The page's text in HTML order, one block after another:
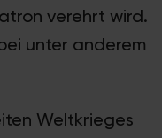
verehrt wird.
unter anderem
Weltkrieges